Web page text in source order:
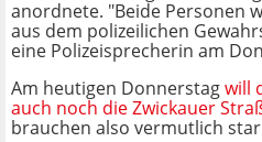
anordnete. "Beide Personen
aus dem polizeilichen
eine Polizeisprecherin am
Am heutigen Donnerstagwill
auch noch die Zwickauer
brauchen also vermutlich